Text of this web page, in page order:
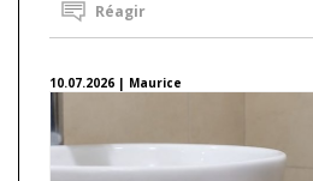
Réagir
10.07.2026 | Maurice